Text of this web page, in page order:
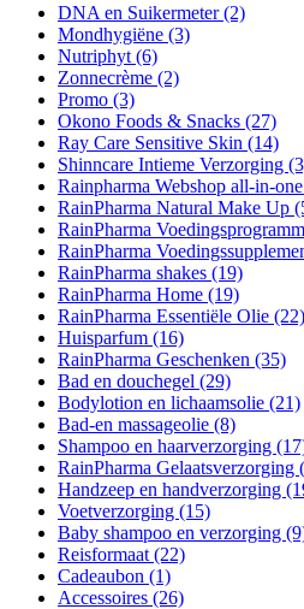
DNA en Suikermeter(2)
Mondhygiëne (3)
Nutriphyt (6)
Zonnecrème (2)
Promo (3)
Okono Foods & Snacks (27)
Ray Care Sensitive Skin (14)
Shinncare Intieme Verzorging
Rainpharma Webshop all-in-one
RainPharma Natural Make Up
RainPharma
RainPharma
RainPharma shakes (19)
RainPharma Home (19)
RainPharma Essentiële Olie (22)
Huisparfum (16)
RainPharma Geschenken (35)
Bad en douchegel (29)
Bodylotion en lichaamsolie (21)
Bad-en massageolie (8)
Shampoo en haarverzorging
RainPharma Gelaatsverzorging
Handzeep en handverzorging
Voetverzorging (15)
Baby shampoo en verzorging
Reisformaat (22)
Cadeaubon (1)
Accessoires (26)